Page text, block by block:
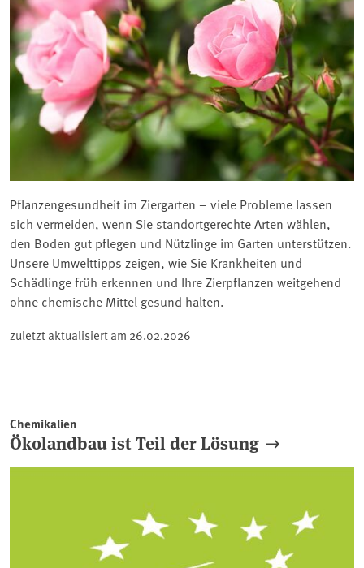
Pflanzengesundheit im Ziergarten – viele Probleme lassen
sich vermeiden, wenn Sie standortgerechte Arten wählen,
den Boden gut pflegen und Nützlinge im Garten unterstützen.
Unsere Umwelttipps zeigen, wie Sie Krankheiten und
Schädlinge früh erkennen und Ihre Zierpflanzen weitgehend
ohne chemische Mittel gesund halten.
zuletzt aktualisiert am 26.02.2026
Chemikalien
Ökolandbau ist Teil der Lösung